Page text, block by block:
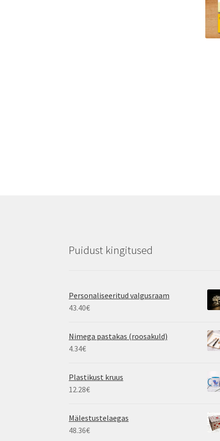
Puidust kingitused
Personaliseeritud valgusraam
43.40€
Nimega pastakas (roosakuld)
4.34€
Plastikust kruus
12.28€
Mälestustelaegas
48.36€